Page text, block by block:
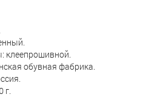
клеепрошивной.
обувная фабрика.
г.